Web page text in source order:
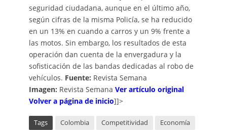
seguridad ciudadana, aunque en el último año,
según cifras de la misma Policía, se ha reducido
en un 13% en cuando a carros y un 9% frente a
las motos. Sin embargo, los resultados de esta
operación dan cuenta de la envergadura y la
sofisticación de las bandas dedicadas al robo de
vehículos. Fuente: Revista Semana
Imagen: Revista Semana Ver artículo original
Volver a página de inicio]]>
Tags Colombia Competitividad Economía